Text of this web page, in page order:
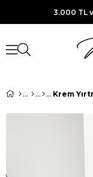
3.000 TL
Krem